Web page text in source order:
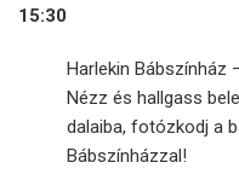
15:30
Harlekin Bábszínház
Nézz és hallgass
dalaiba, fotózkodj a
Bábszínházzal!